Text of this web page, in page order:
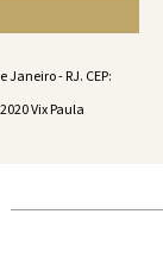
- RJ. CEP:
Vix Paula